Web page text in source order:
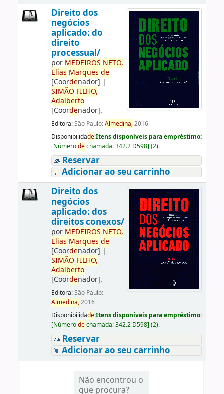
Direito dos
negócios
aplicado: do
direito
processual/
por MEDEIROS NETO,
Elias Marques de
[Coordenador] |
SIMÃO FILHO,
Adalberto
[Coordenador].
Editora:São Paulo:Almedina,2016
Disponibilidade:Itens disponíveis para empréstimo:
[Númerodechamada:342.2 D598] (2).
Reservar
Adicionar ao seu carrinho
Direito dos
negócios
aplicado: dos
direitos conexos/
por MEDEIROS NETO,
Elias Marques de
[Coordenador] |
SIMÃO FILHO,
Adalberto
[Coordenador].
Editora:São Paulo:
Almedina,2016
Disponibilidade:Itens disponíveis para empréstimo:
[Númerodechamada:342.2 D598] (2).
Reservar
Adicionar ao seu carrinho
Não encontrou o
que procura?